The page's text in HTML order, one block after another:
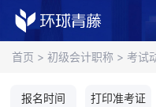
首页 > 初级会计职称 > 考试
报名时间 打印准考证